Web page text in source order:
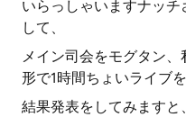
いらっしゃいますナッチ
して、
メイン司会をモグタン
形で1時間ちょいライブ
結果発表をしてみますと、